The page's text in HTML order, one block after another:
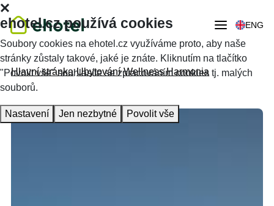
ENG
Hlavní stránka Ubytování Wellness Harmonia
ehotel.cz používá cookies
Soubory cookies na ehotel.cz využíváme proto, aby naše
stránky zůstaly takové, jaké je znáte. Kliknutím na tlačítko
"Povolit vše" souhlasíte se zpracováním cookies tj. malých
souborů.
Nastavení Jen nezbytné Povolit vše